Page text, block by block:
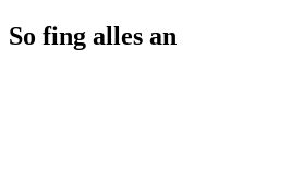
So fing alles an